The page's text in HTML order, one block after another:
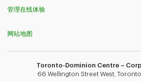
管理在线体验
网站地图
Toronto-Dominion Centre –
66 Wellington Street West,